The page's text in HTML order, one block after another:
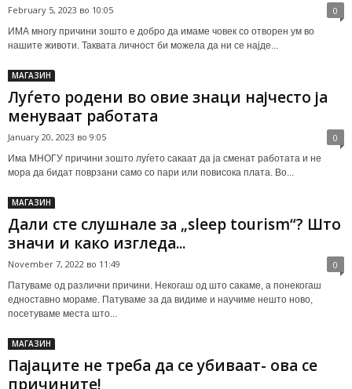
February 5, 2023 во 10:05 0
ИМА многу причини зошто е добро да имаме човек со отворен ум во
нашите животи. Таквата личност би можела да ни се најде...
МАГАЗИН
Луѓето родени во овие знаци најчесто ја
менуваат работата
January 20, 2023 во 9:05 0
Има МНОГУ причини зошто луѓето сакаат да ја сменат работата и не
мора да бидат поврзани само со пари или повисока плата. Во...
МАГАЗИН
Дали сте слушнале за „sleep tourism“? Што
значи и како изгледа...
November 7, 2022 во 11:49 0
Патуваме од различни причини. Некогаш од што сакаме, а понекогаш
едноставно мораме. Патуваме за да видиме и научиме нешто ново,
посетуваме места што...
МАГАЗИН
Пајаците не треба да се убиваат- ова се
причините!